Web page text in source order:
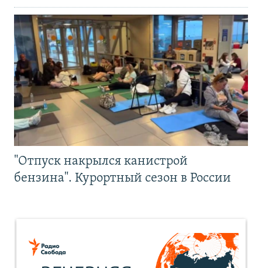
"Отпуск накрылся канистрой
бензина". Курортный сезон в России